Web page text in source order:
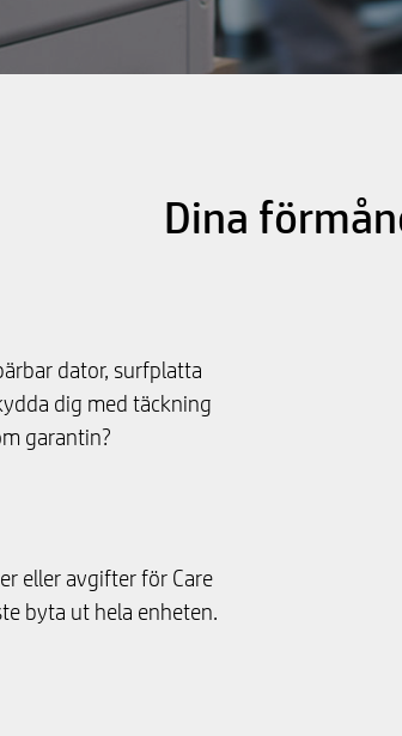
Dina
dator, surfplatta
dig med täckning
garantin?
eller avgifter för Care
byta ut hela enheten.